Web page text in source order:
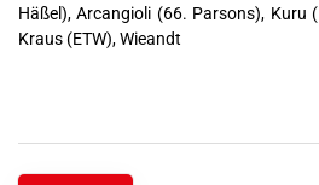
Häßel), Arcangioli (66. Parsons), Kuru
Kraus (ETW), Wieandt